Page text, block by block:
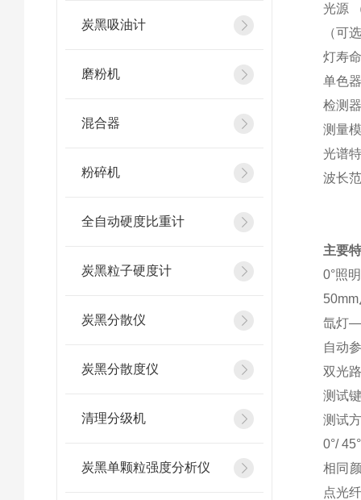
炭黑吸油计
磨粉机
混合器
粉碎机
全自动硬度比重计
炭黑粒子硬度计
炭黑分散仪
炭黑分散度仪
清理分级机
炭黑单颗粒强度分析仪
光源
（可
灯寿
单色
检测
测量
光谱
波长
主要
0°照
氙灯
自动
双光
测试
测试
0°/
相同
点光